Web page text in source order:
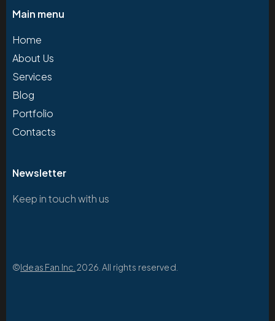
Main menu
Home
About Us
Services
Blog
Portfolio
Contacts
Newsletter
Keep in touch with us
©Ideas Fan Inc. 2026. All rights reserved.